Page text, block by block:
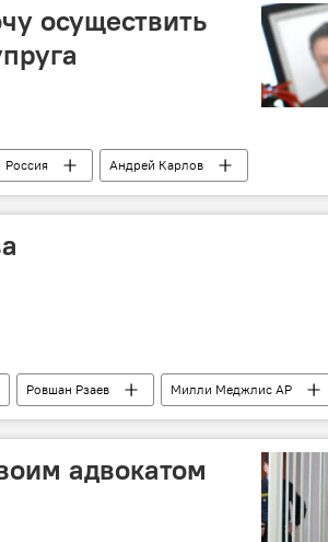
осуществить
Россия
Андрей Карлов
побратимы пожелание
Ровшан Рзаев
Милли Меджлис АР
штрафы
Азербайджан без сигарет
адвокатом